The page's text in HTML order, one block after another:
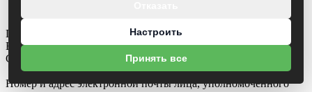
Пн.-Пт.: 08:00 - 18:00
Вс: 8.30-16.30
Суббота - выходной
Номер и адрес электронной почты лица, уполномоченного
Настроить
Принять все